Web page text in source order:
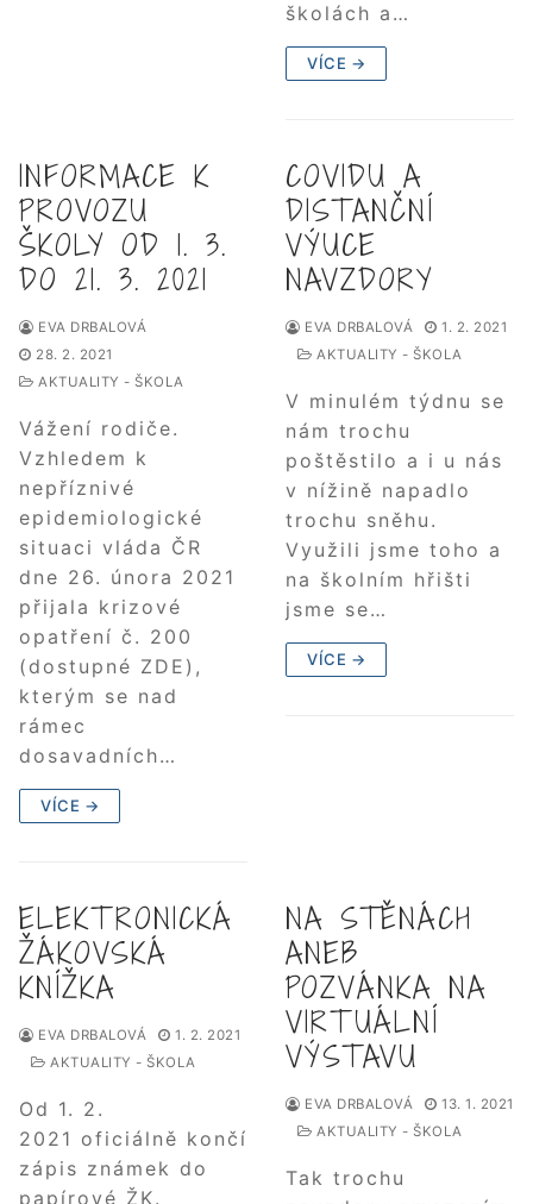
školách a…
VÍCE →
INFORMACE K
PROVOZU
ŠKOLY OD 1. 3.
DO 21. 3. 2021
EVA DRBALOVÁ
28. 2. 2021
AKTUALITY - ŠKOLA
Vážení rodiče.
Vzhledem k
nepříznivé
epidemiologické
situaci vláda ČR
dne 26. února 2021
přijala krizové
opatření č. 200
(dostupné ZDE),
kterým se nad
rámec
dosavadních…
VÍCE →
COVIDU A
DISTANČNÍ
VÝUCE
NAVZDORY
EVA DRBALOVÁ
1. 2. 2021
AKTUALITY - ŠKOLA
V minulém týdnu se
nám trochu
poštěstilo a i u nás
v nížině napadlo
trochu sněhu.
Využili jsme toho a
na školním hřišti
jsme se…
VÍCE →
ELEKTRONICKÁ
ŽÁKOVSKÁ
KNÍŽKA
EVA DRBALOVÁ
1. 2. 2021
AKTUALITY - ŠKOLA
Od 1. 2.
2021 oficiálně končí
zápis známek do
papírové ŽK.
NA STĚNÁCH
ANEB
POZVÁNKA NA
VIRTUÁLNÍ
VÝSTAVU
EVA DRBALOVÁ
13. 1. 2021
AKTUALITY - ŠKOLA
Tak trochu